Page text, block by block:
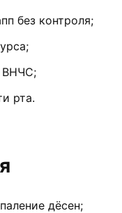
без контроля;
ВНЧС;
рта.
дёсен;